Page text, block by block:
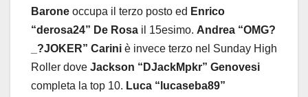
Barone occupa il terzo posto ed Enrico
“derosa24” De Rosa il 15esimo. Andrea “OMG?
_?JOKER” Carini è invece terzo nel Sunday High
Roller dove Jackson “DJackMpkr” Genovesi
completa la top 10. Luca “lucaseba89”